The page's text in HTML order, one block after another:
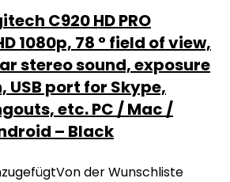
C920 HD PRO
1080p, 78 ° field of view,
stereo sound, exposure
port for Skype,
etc. PC / Mac /
– Black
Von der Wunschliste